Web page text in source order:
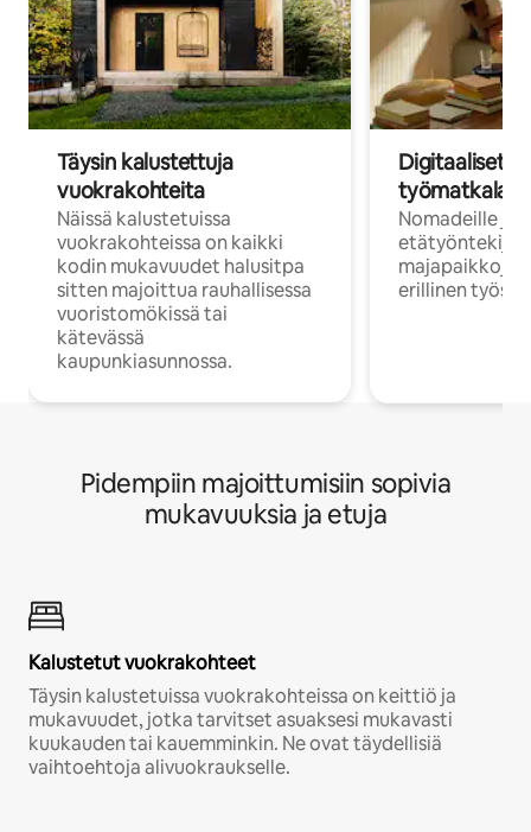
Täysin kalustettuja
vuokrakohteita
Näissä kalustetuissa
vuokrakohteissa on kaikki
kodin mukavuudet halusitpa
sitten majoittua rauhallisessa
vuoristomökissä tai
kätevässä
kaupunkiasunnossa.
Digitaaliset
Nomadeille ja
majapaikkoja,
erillinen
Pidempiin majoittumisiin sopivia
mukavuuksia ja etuja
Kalustetut vuokrakohteet
Täysin kalustetuissa vuokrakohteissa on keittiö ja
mukavuudet, jotka tarvitset asuaksesi mukavasti
kuukauden tai kauemminkin. Ne ovat täydellisiä
vaihtoehtoja alivuokraukselle.